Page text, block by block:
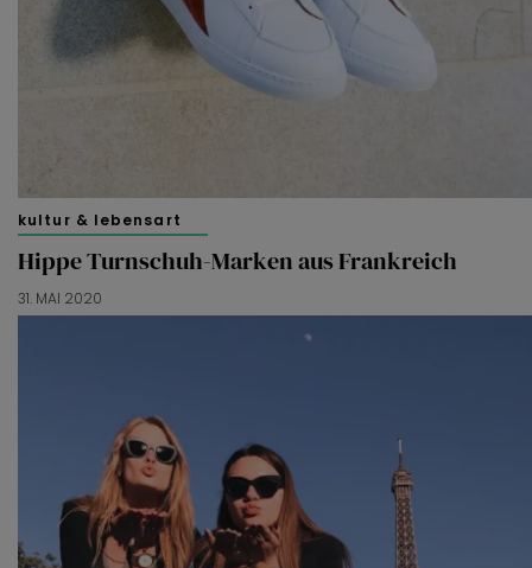
kultur & lebensart
Hippe Turnschuh-Marken aus Frankreich
31. MAI 2020